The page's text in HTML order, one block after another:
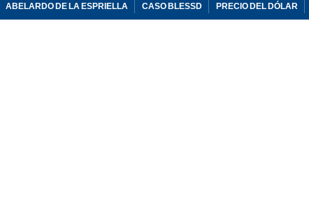
ABELARDO DE LA ESPRIELLA CASO BLESSD PRECIO DEL DÓLAR